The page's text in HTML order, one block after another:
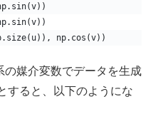
np.cos(v))
媒介変数でデータを生成
すると、以下のようにな